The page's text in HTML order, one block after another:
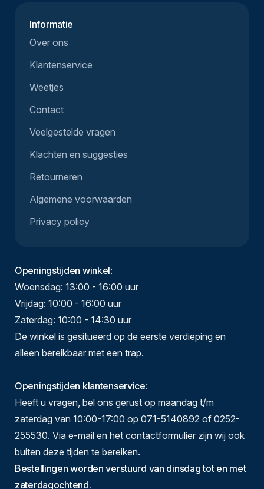
Informatie
Over ons
Klantenservice
Weetjes
Contact
Veelgestelde vragen
Klachten en suggesties
Retourneren
Algemene voorwaarden
Privacy policy
Openingstijden winkel:
Woensdag: 13:00 - 16:00 uur
Vrijdag: 10:00 - 16:00 uur
Zaterdag: 10:00 - 14:30 uur
De winkel is gesitueerd op de eerste verdieping en
alleen bereikbaar met een trap.
Openingstijden klantenservice:
Heeft u vragen, bel ons gerust op maandag t/m
zaterdag van 10:00-17:00 op 071-5140892 of 0252-
255530. Via e-mail en het contactformulier zijn wij ook
buiten deze tijden te bereiken.
Bestellingen worden verstuurd van dinsdag tot en met
zaterdagochtend.